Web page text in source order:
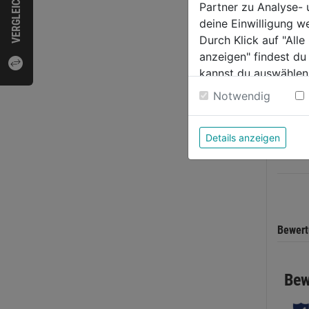
0.0
von
5
Partner zu Analyse-
deine Einwilligung
Durch Klick auf
anzeigen" findest
kannst du
Weitere
Notwendig
Details anzeigen